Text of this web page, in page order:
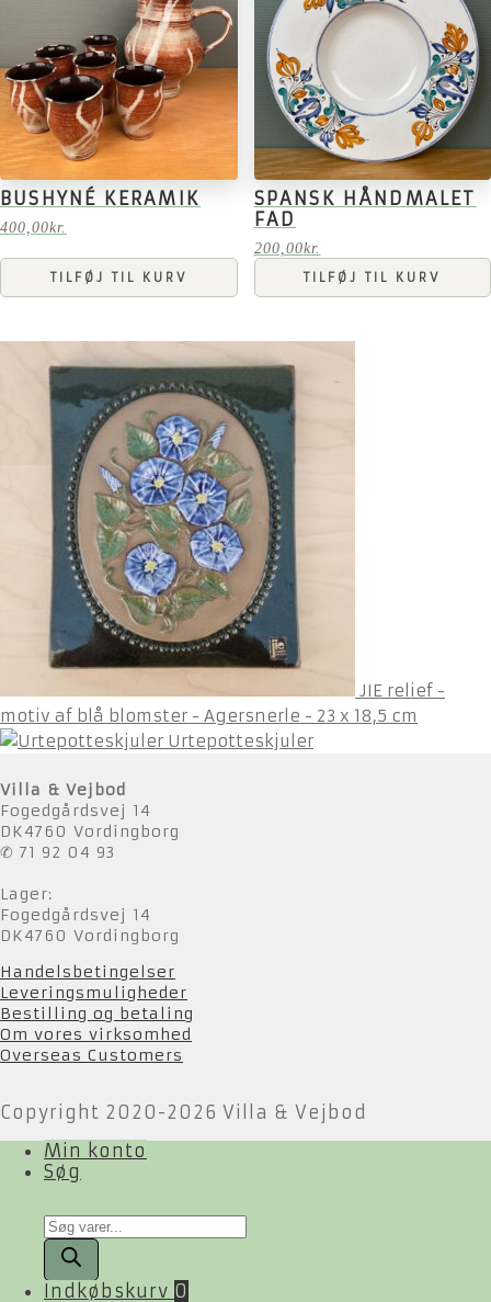
BUSHYNÉ KERAMIK
400,00kr.
TILFØJ TIL KURV
SPANSK HÅNDMALET
FAD
200,00kr.
TILFØJ TIL KURV
JIE relief -
motiv af blå blomster - Agersnerle - 23 x 18,5 cm
Urtepotteskjuler
Villa & Vejbod
Fogedgårdsvej 14
DK4760 Vordingborg
✆ 71 92 04 93
Lager:
Fogedgårdsvej 14
DK4760 Vordingborg
Handelsbetingelser
Leveringsmuligheder
Bestilling og betaling
Om vores virksomhed
Overseas Customers
Copyright 2020-2026 Villa & Vejbod
Min konto
Søg
Products
search
Indkøbskurv 0